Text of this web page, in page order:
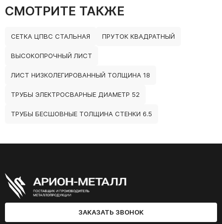
СМОТРИТЕ ТАКЖЕ
СЕТКА ЦПВС СТАЛЬНАЯ ПРУТОК КВАДРАТНЫЙ
ВЫСОКОПРОЧНЫЙ ЛИСТ
ЛИСТ НИЗКОЛЕГИРОВАННЫЙ ТОЛЩИНА 18
ТРУБЫ ЭЛЕКТРОСВАРНЫЕ ДИАМЕТР 52
ТРУБЫ БЕСШОВНЫЕ ТОЛЩИНА СТЕНКИ 6.5
ЗАКАЗАТЬ ЗВОНОК